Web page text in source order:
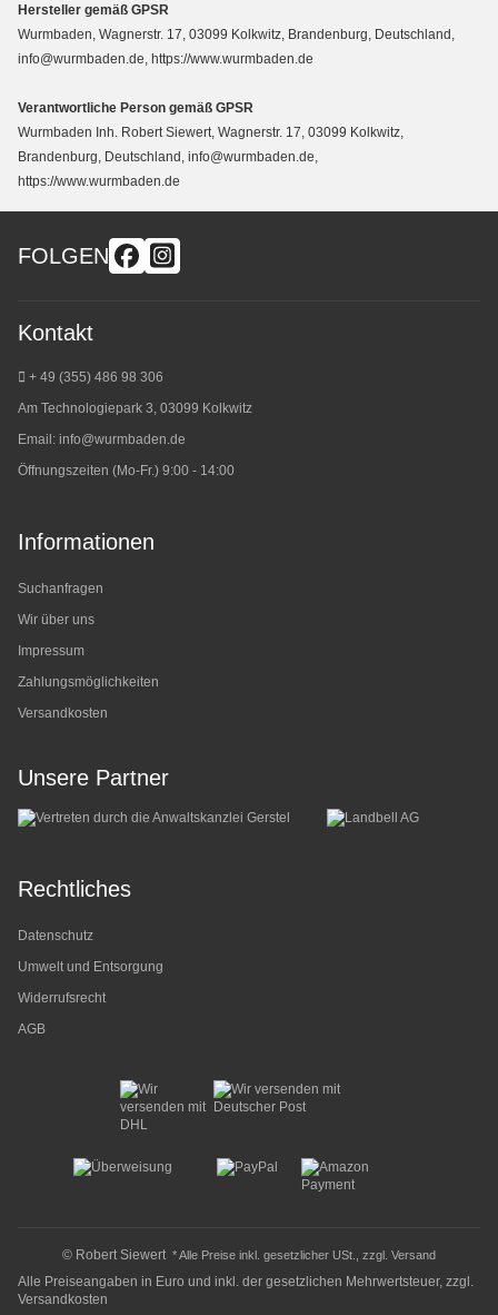
Hersteller gemäß GPSR
Wurmbaden, Wagnerstr. 17, 03099 Kolkwitz, Brandenburg, Deutschland,
info@wurmbaden.de, https://www.wurmbaden.de
Verantwortliche Person gemäß GPSR
Wurmbaden Inh. Robert Siewert, Wagnerstr. 17, 03099 Kolkwitz,
Brandenburg, Deutschland, info@wurmbaden.de,
https://www.wurmbaden.de
FOLGEN
Kontakt
+ 49 (355) 486 98 306
Am Technologiepark 3, 03099 Kolkwitz
Email: info@wurmbaden.de
Öffnungszeiten (Mo-Fr.) 9:00 - 14:00
Informationen
Suchanfragen
Wir über uns
Impressum
Zahlungsmöglichkeiten
Versandkosten
Unsere Partner
Rechtliches
Datenschutz
Umwelt und Entsorgung
Widerrufsrecht
AGB
© Robert Siewert* Alle Preise inkl. gesetzlicher USt., zzgl. Versand
Alle Preiseangaben in Euro und inkl. der gesetzlichen Mehrwertsteuer, zzgl.
Versandkosten